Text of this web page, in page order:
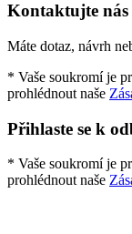
Kontaktujte nás
Máte dotaz, návrh
* Vaše soukromí je
prohlédnout naše
Přihlaste se k
* Vaše soukromí je
prohlédnout naše